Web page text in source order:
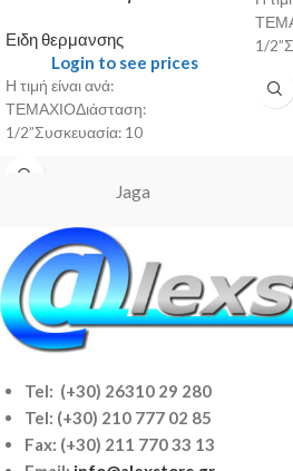
Ειδη θερμανσης
Login to see prices
Η τιμή είναι ανά:
ΤΕΜΑΧΙΟΔιάσταση:
1/2”Συσκευασία: 10
1/
Jaga
Tel: (+30) 26310 29 280
Tel: (+30) 210 777 02 85
Fax: (+30) 211 770 33 13